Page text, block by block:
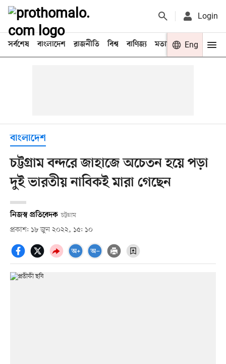
Login
সর্বশেষ বাংলাদেশ রাজনীতি বিশ্ব বাণিজ্য মতামত খেলা
Eng
বাংলাদেশ
চট্টগ্রাম বন্দরে জাহাজে অচেতন হয়ে পড়া
দুই ভারতীয় নাবিকই মারা গেছেন
নিজস্ব প্রতিবেদক চট্টগ্রাম
প্রকাশ: ১৮ জুন ২০২২, ১৫: ১০